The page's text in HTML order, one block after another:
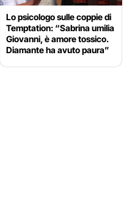
Lo psicologo sulle coppie di
Temptation: “Sabrina umilia
Giovanni, è amore tossico.
Diamante ha avuto paura”